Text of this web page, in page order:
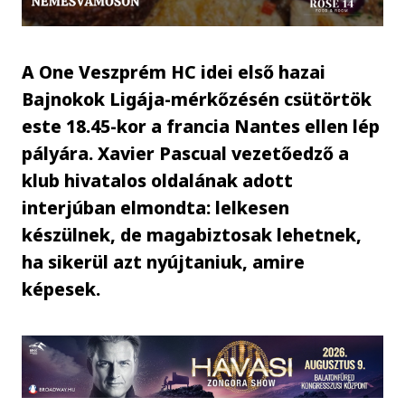
A One Veszprém HC idei első hazai
Bajnokok Ligája-mérkőzésén csütörtök
este 18.45-kor a francia Nantes ellen lép
pályára. Xavier Pascual vezetőedző a
klub hivatalos oldalának adott
interjúban elmondta: lelkesen
készülnek, de magabiztosak lehetnek,
ha sikerül azt nyújtaniuk, amire
képesek.